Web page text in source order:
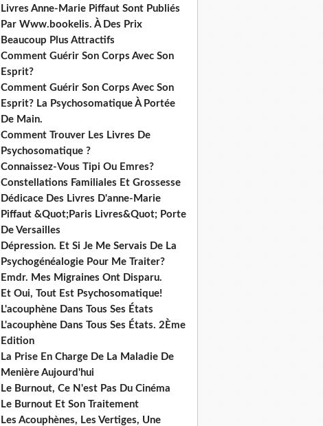
Livres Anne-Marie Piffaut Sont Publiés
Par Www.bookelis. À Des Prix
Beaucoup Plus Attractifs
Comment Guérir Son Corps Avec Son
Esprit?
Comment Guérir Son Corps Avec Son
Esprit? La Psychosomatique À Portée
De Main.
Comment Trouver Les Livres De
Psychosomatique ?
Connaissez-Vous Tipi Ou Emres?
Constellations Familiales Et Grossesse
Dédicace Des Livres D'anne-Marie
Piffaut &Quot;Paris Livres&Quot; Porte
De Versailles
Dépression. Et Si Je Me Servais De La
Psychogénéalogie Pour Me Traiter?
Emdr. Mes Migraines Ont Disparu.
Et Oui, Tout Est Psychosomatique!
L'acouphène Dans Tous Ses États
L'acouphène Dans Tous Ses États. 2Ème
Edition
La Prise En Charge De La Maladie De
Menière Aujourd'hui
Le Burnout, Ce N'est Pas Du Cinéma
Le Burnout Et Son Traitement
Les Acouphènes, Les Vertiges, Une